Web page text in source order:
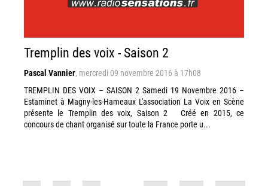
Tremplin des voix - Saison 2
Pascal Vannier, mercredi 09 novembre 2016 à 17h08
TREMPLIN DES VOIX – SAISON 2 Samedi 19 Novembre 2016 –
Estaminet à Magny-les-Hameaux L'association La Voix en Scène
présente le Tremplin des voix, Saison 2 Créé en 2015, ce
concours de chant organisé sur toute la France porte u...